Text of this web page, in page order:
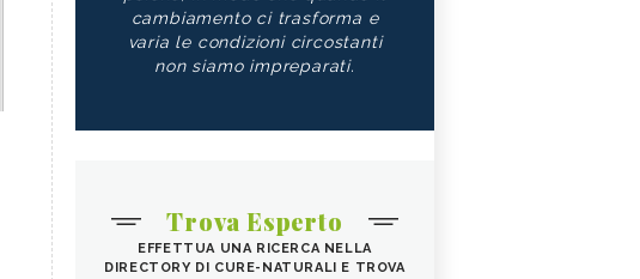
cambiamento ci trasforma e
varia le condizioni circostanti
non siamo impreparati.
Trova Esperto
EFFETTUA UNA RICERCA NELLA
DIRECTORY DI CURE-NATURALI E TROVA